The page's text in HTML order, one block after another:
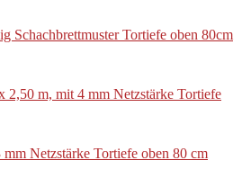
Schachbrettmuster Tortiefe oben 80cm
2,50 m, mit 4 mm Netzstärke Tortiefe
Netzstärke Tortiefe oben 80 cm